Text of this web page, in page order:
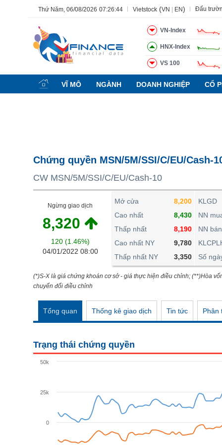
Thứ Năm, 06/08/2026 07:26:45 Vietstock (VN EN) Đấu
VN-Index
HNX-Index
VS 100
VĨ MÔ NGÀNH DOANH NGHIỆP CỔ
Chứng quyền MSN/5M/SSI/C/EU/Cash-
CW MSN/5M/SSI/C/EU/Cash-10
Ngừng giao dịch
8,320
120 (1.46%)
04/01/2022 08:00
Mở cửa
8,200
Cao nhất
8,430
Thấp nhất
8,190
Cao nhất NY
9,780
Thấp nhất NY
3,350
KLGD
NN
NN bán
Số
(*)S-X là giá chứng khoán cơ sở - giá thực hiện điều chỉnh; (**)Hòa
chuyển đổi điều chỉnh
Tổng quan Thống kê giao dịch Tin tức Phân
Trạng thái chứng quyền
0
25k
50k
Tính năng Ngành Mã chứng khoán Lãnh
BẤT ĐỘNG SẢN
TÀI CHÍNH
KINH TẾ
THẾ GIỚI
ĐÔNG DƯƠNG
PHÂN TÍCH
VS-SECTOR
NGUYÊN VẬT LIỆU
TIÊU DÙNG KHÔNG THIẾT YẾU
TIÊU DÙNG THIẾT YẾU